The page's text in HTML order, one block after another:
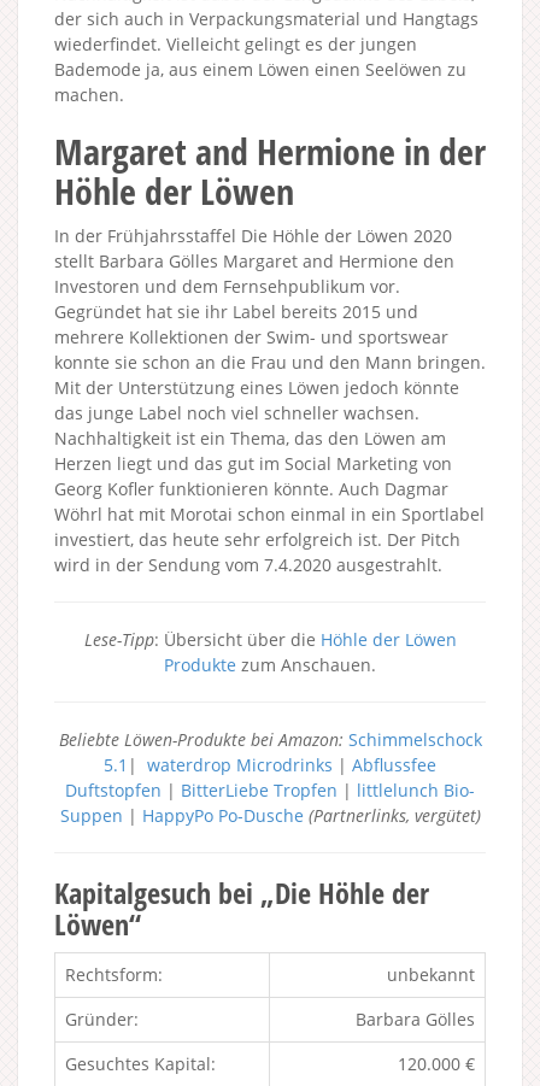
der sich auch in Verpackungsmaterial und Hangtags
wiederfindet. Vielleicht gelingt es der jungen
Bademode ja, aus einem Löwen einen Seelöwen zu
machen.
Margaret and Hermione in der
Höhle der Löwen
In der Frühjahrsstaffel Die Höhle der Löwen 2020
stellt Barbara Gölles Margaret and Hermione den
Investoren und dem Fernsehpublikum vor.
Gegründet hat sie ihr Label bereits 2015 und
mehrere Kollektionen der Swim- und sportswear
konnte sie schon an die Frau und den Mann bringen.
Mit der Unterstützung eines Löwen jedoch könnte
das junge Label noch viel schneller wachsen.
Nachhaltigkeit ist ein Thema, das den Löwen am
Herzen liegt und das gut im Social Marketing von
Georg Kofler funktionieren könnte. Auch Dagmar
Wöhrl hat mit Morotai schon einmal in ein Sportlabel
investiert, das heute sehr erfolgreich ist. Der Pitch
wird in der Sendung vom 7.4.2020 ausgestrahlt.
Lese-Tipp: Übersicht über die Höhle der Löwen
Produkte zum Anschauen.
Beliebte Löwen-Produkte bei Amazon: Schimmelschock
5.1 | waterdrop Microdrinks | Abflussfee
Duftstopfen | BitterLiebe Tropfen | littlelunch Bio-
Suppen | HappyPo Po-Dusche (Partnerlinks, vergütet)
Kapitalgesuch bei „Die Höhle der
Löwen“
Rechtsform:
unbekannt
Gründer:
Barbara Gölles
Gesuchtes Kapital:
120.000 €